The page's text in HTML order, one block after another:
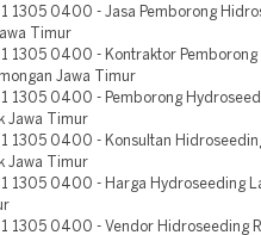
1305 0400 - Jasa Pemborong
Timur
1305 0400 - Kontraktor
Jawa Timur
1305 0400 - Pemborong
Jawa Timur
1305 0400 - Konsultan
Jawa Timur
1305 0400 - Harga Hydroseeding
1305 0400 - Vendor Hidroseeding